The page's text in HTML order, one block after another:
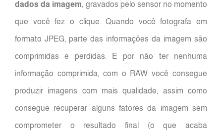
dados da imagem, gravados pelo sensor no momento
que você fez o clique. Quando você fotografa em
formato JPEG, parte das informações da imagem são
comprimidas e perdidas. E por não ter nenhuma
informação comprimida, com o RAW você consegue
produzir imagens com mais qualidade, assim como
consegue recuperar alguns fatores da imagem sem
comprometer o resultado final (o que acaba